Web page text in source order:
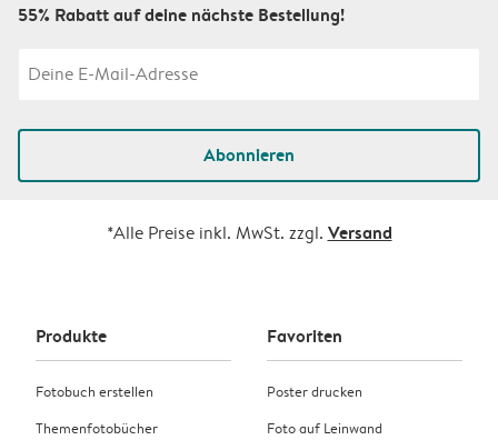
55% Rabatt auf deine nächste Bestellung!
Abonnieren
*Alle Preise inkl. MwSt. zzgl. Versand
Produkte
Fotobuch erstellen
Themenfotobücher
Favoriten
Poster drucken
Foto auf Leinwand